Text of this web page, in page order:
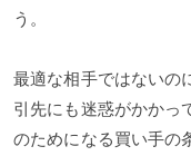
う。
最適な相手ではないの
引先にも迷惑がかかっ
のためになる買い手の